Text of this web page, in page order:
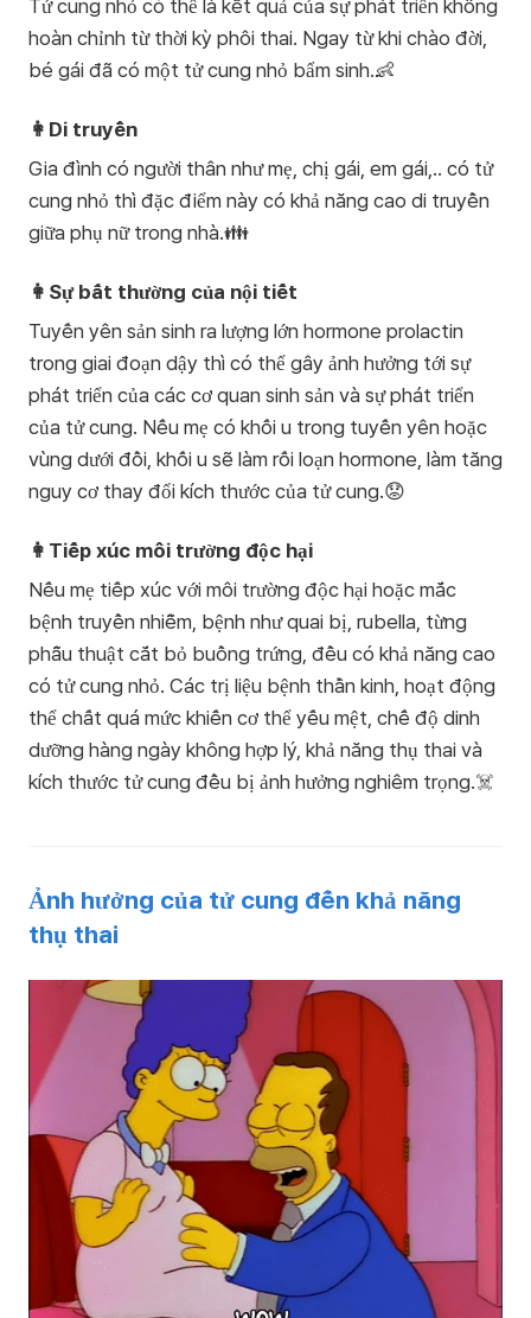
Tử cung nhỏ có thể là kết quả của sự phát triển không
hoàn chỉnh từ thời kỳ phôi thai. Ngay từ khi chào đời,
bé gái đã có một tử cung nhỏ bẩm sinh.👶
👩Di truyền
Gia đình có người thân như mẹ, chị gái, em gái,.. có tử
cung nhỏ thì đặc điểm này có khả năng cao di truyền
giữa phụ nữ trong nhà.👪
👩Sự bất thường của nội tiết
Tuyến yên sản sinh ra lượng lớn hormone prolactin
trong giai đoạn dậy thì có thể gây ảnh hưởng tới sự
phát triển của các cơ quan sinh sản và sự phát triển
của tử cung. Nếu mẹ có khối u trong tuyến yên hoặc
vùng dưới đồi, khối u sẽ làm rối loạn hormone, làm tăng
nguy cơ thay đổi kích thước của tử cung.😟
👩Tiếp xúc môi trường độc hại
Nếu mẹ tiếp xúc với môi trường độc hại hoặc mắc
bệnh truyền nhiễm, bệnh như quai bị, rubella, từng
phẫu thuật cắt bỏ buồng trứng, đều có khả năng cao
có tử cung nhỏ. Các trị liệu bệnh thần kinh, hoạt động
thể chất quá mức khiến cơ thể yếu mệt, chế độ dinh
dưỡng hàng ngày không hợp lý, khả năng thụ thai và
kích thước tử cung đều bị ảnh hưởng nghiêm trọng.☠️
Ảnh hưởng của tử cung đến khả năng
thụ thai